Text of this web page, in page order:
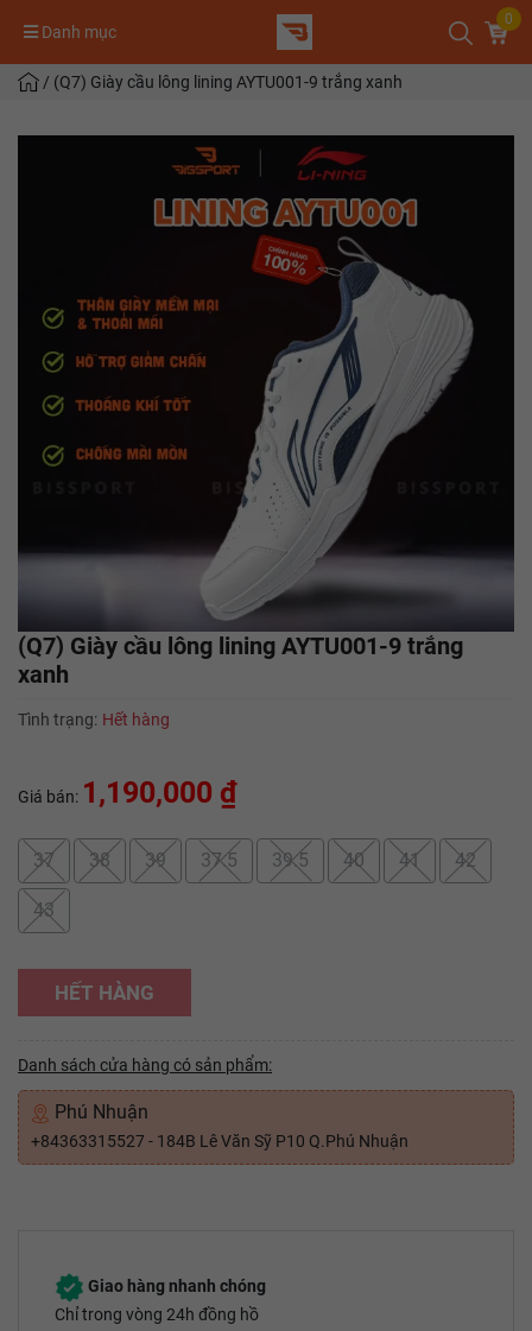
Danh mục
0
/ (Q7) Giày cầu lông lining AYTU001-9 trắng xanh
(Q7) Giày cầu lông lining AYTU001-9 trắng
xanh
Tình trạng: Hết hàng
Giá bán: 1,190,000 ₫
37 38 39 37.5 39.5 40 41 42
43
HẾT HÀNG
Danh sách cửa hàng có sản phẩm:
Phú Nhuận
+84363315527 - 184B Lê Văn Sỹ P10 Q.Phú Nhuận
Giao hàng nhanh chóng
Chỉ trong vòng 24h đồng hồ